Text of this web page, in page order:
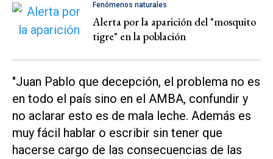
Fenómenos naturales
Alerta por la aparición del "mosquito
tigre" en la población
"Juan Pablo que decepción, el problema no es
en todo el país sino en el AMBA, confundir y
no aclarar esto es de mala leche. Además es
muy fácil hablar o escribir sin tener que
hacerse cargo de las consecuencias de las